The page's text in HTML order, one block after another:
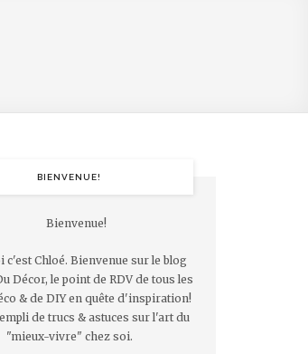
BIENVENUE!
c'est Chloé. Bienvenue sur le blog
Décor, le point de RDV de tous les
& de DIY en quête d'inspiration!
de trucs & astuces sur l'art du
"mieux-vivre" chez soi.